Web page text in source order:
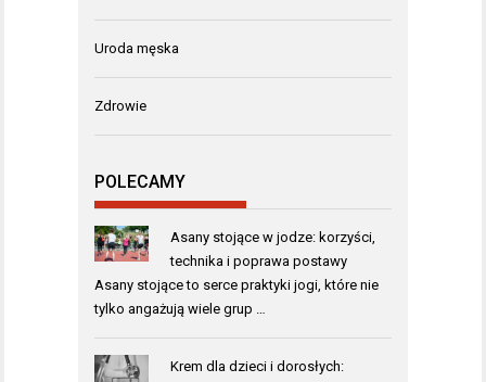
Uroda męska
Zdrowie
POLECAMY
Asany stojące w jodze: korzyści,
technika i poprawa postawy
Asany stojące to serce praktyki jogi, które nie
tylko angażują wiele grup …
Krem dla dzieci i dorosłych: